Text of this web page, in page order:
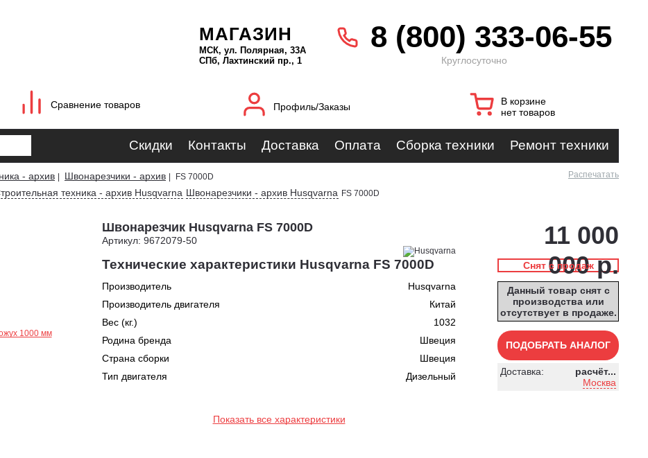
МАГАЗИН
МСК, ул. Полярная, 33А
СПб, Лахтинский пр., 1
8 (800) 333-06-55
Круглосуточно
Сравнение товаров Профиль/Заказы
В корзине
нет товаров
Скидки Контакты Доставка Оплата Сборка техники Ремонт техники
- архив Швонарезчики - архив FS 7000D Распечатать
техника - архив Husqvarna Швонарезчики - архив Husqvarna FS 7000D
Швонарезчик Husqvarna FS 7000D
Артикул: 9672079-50
Технические характеристики Husqvarna FS 7000D
Производитель
Husqvarna
Производитель двигателя
Китай
Вес (кг.)
1032
Родина бренда
Швеция
Страна сборки
Швеция
Тип двигателя
Дизельный
Показать все характеристики
11 000
000 р.
Снят с продаж
Данный товар снят с
производства или
отсутствует в продаже.
ПОДОБРАТЬ АНАЛОГ
Доставка:
расчёт...
Москва